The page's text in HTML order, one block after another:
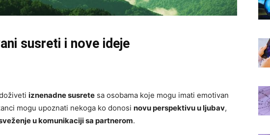
susreti i nove ideje
iznenadne susrete sa osobama koje mogu imati emotivan
mogu upoznati nekoga ko donosi novu perspektivu u ljubav,
u komunikaciji sa partnerom.